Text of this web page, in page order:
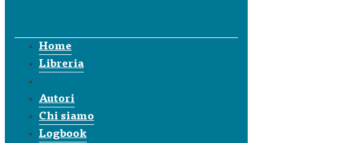
Home
Libreria
Autori
Chi siamo
Logbook